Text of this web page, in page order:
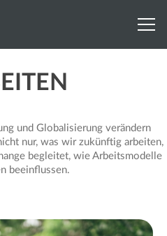
und Globalisierung verändern
nur, was wir zukünftig arbeiten,
begleitet, wie Arbeitsmodelle
beeinflussen.